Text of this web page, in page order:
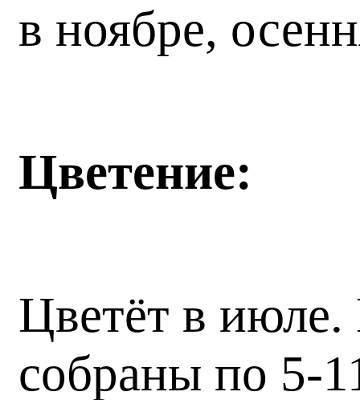
в ноябре,
Цветение:
Цветёт в июле.
собраны по 5-